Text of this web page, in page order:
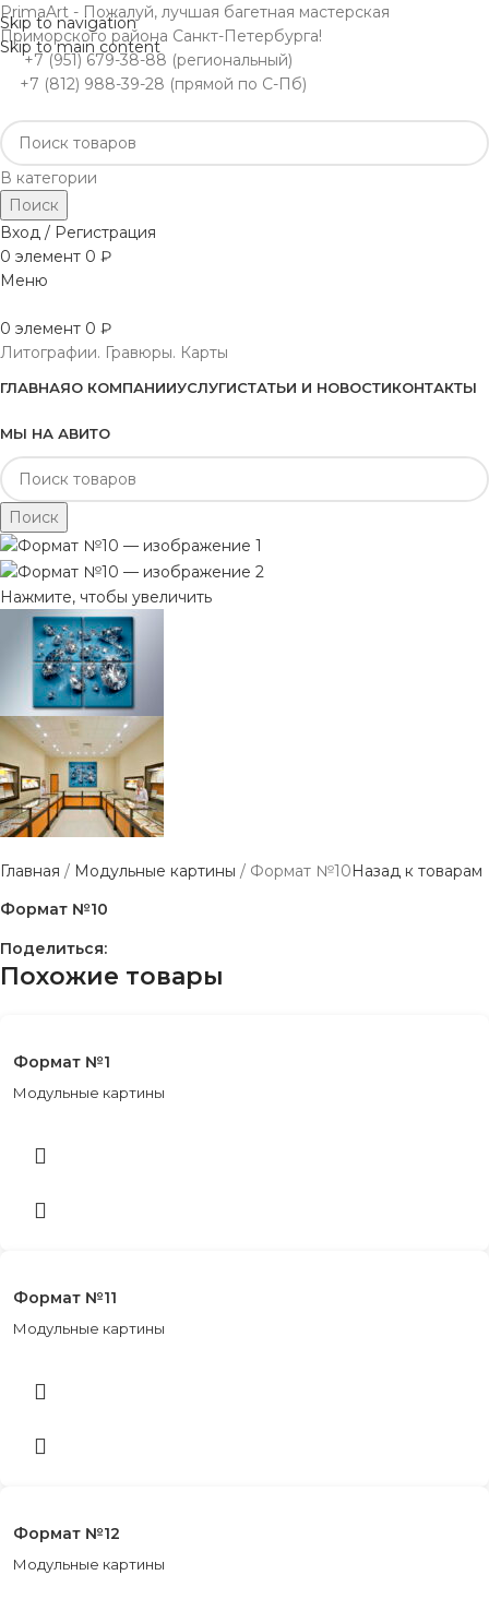
Skip to navigation
Skip to main content
PrimaArt - Пожалуй, лучшая багетная мастерская
Приморского района Санкт-Петербурга!
+7 (951) 679-38-88 (региональный)
+7 (812) 988-39-28 (прямой по С-Пб)
В категории
Поиск
Вход / Регистрация
0 элемент 0 ₽
Меню
0 элемент 0 ₽
Литографии. Гравюры. Карты
ГЛАВНАЯО КОМПАНИИУСЛУГИСТАТЬИ И НОВОСТИКОНТАКТЫ
МЫ НА АВИТО
Поиск
Нажмите, чтобы увеличить
Главная Модульные картины Формат №10Назад к товарам
Формат №10
Поделиться:
Похожие товары
Формат №1
Модульные картины
Формат №11
Модульные картины
Формат №12
Модульные картины